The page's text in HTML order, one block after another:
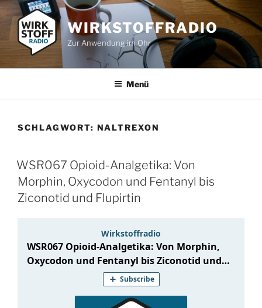
Zum
Inhalt
springen
WIRKSTOFFRADIO
Zur Anwendung im Ohr
Menü
SCHLAGWORT: NALTREXON
WSR067 Opioid-Analgetika: Von
Morphin, Oxycodon und Fentanyl bis
Ziconotid und Flupirtin